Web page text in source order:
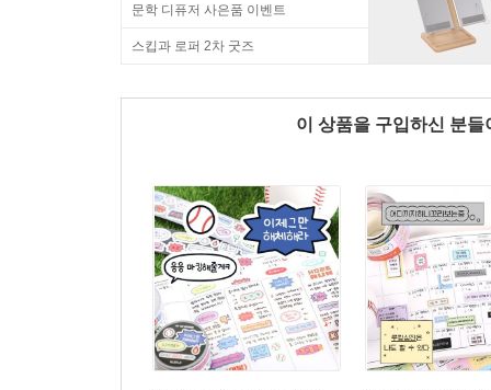
문학 디퓨저 사은품 이벤트
스킵과 로퍼 2차 굿즈
이 상품을 구입하신 분